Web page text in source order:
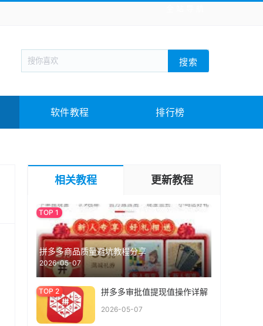
新闻阅读 旅游出行 生活实用
战棋游戏 枪战射击 模拟经营
教育教学 游戏娱乐 系统软件 素材下载
搜索
软件教程 排行榜
相关教程 更新教程
拼多多商品质量避坑教程分享
2026-05-07
拼多多审批值提现值操作详解
2026-05-07